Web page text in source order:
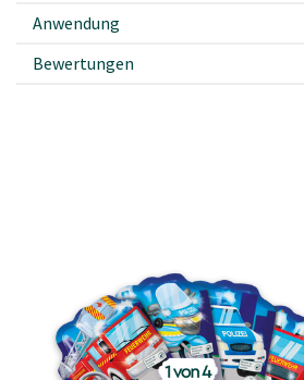
Anwendung
Bewertungen